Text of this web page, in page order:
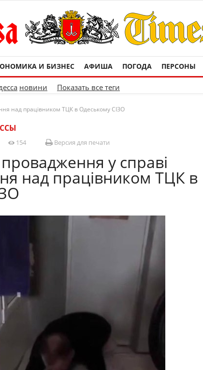
И БИЗНЕС АФИША ПОГОДА ПЕРСОНЫ
новини Показать все теги
над працівником ТЦК в Одеському СІЗО
154 Версия для печати
у справі
над працівником ТЦК в